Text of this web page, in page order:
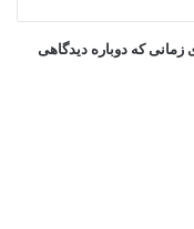
زمانی که دوباره دیدگاهی